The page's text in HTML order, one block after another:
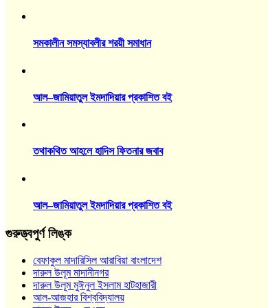
সমকালীন সমস্যাবলীর শরয়ী সমাধান
আল–জামিয়াতুল ইমদাদিয়ার প্রকাশিত বই
তথাকথিত আহলে হাদিস ফিতনার জবাব
আল–জামিয়াতুল ইমদাদিয়ার প্রকাশিত বই
গুরুত্ত্বপুর্ণ লিঙ্ক
বেফাকুল মাদারিসিল আরাবিয়া বাংলাদেশ
দারুল উলূম মাদানীনগর
দারুল উলূম মুঈনুল ইসলাম হাটহাজারী
আল-আজহার বিশ্ববিদ্যালয়